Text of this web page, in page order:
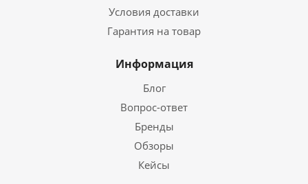
Условия доставки
Гарантия на товар
Информация
Блог
Вопрос-ответ
Бренды
Обзоры
Кейсы